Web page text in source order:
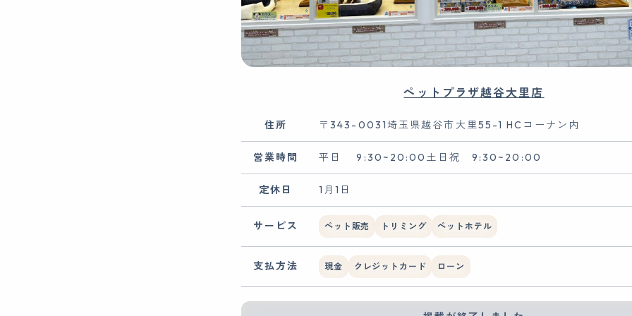
ペットプラザ越谷大里店
住所 〒343-0031埼玉県越谷市大里55-1 HCコーナン内
営業時間 平日 9:30~20:00土日祝 9:30~20:00
定休日 1月1日
サービス ペット販売 トリミング ペットホテル
支払方法 現金 クレジットカード ローン